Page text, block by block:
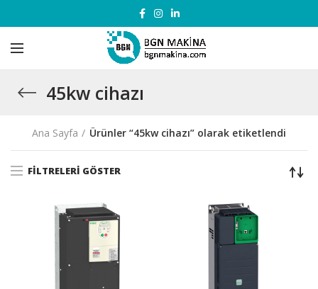
45kw cihazı
Ana Sayfa Ürünler “45kw cihazı” olarak etiketlendi
FILTRELERI GÖSTER